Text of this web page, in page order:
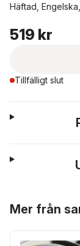
Häftad,
519 kr
Tillfälligt slut
Mer från